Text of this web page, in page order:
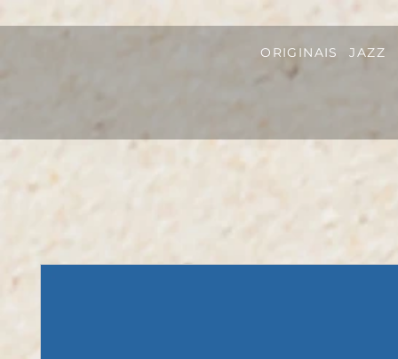
ORIGINAIS JAZZ